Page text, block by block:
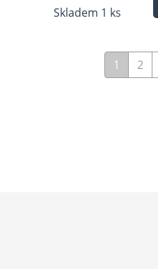
Skladem 1 ks
1 2